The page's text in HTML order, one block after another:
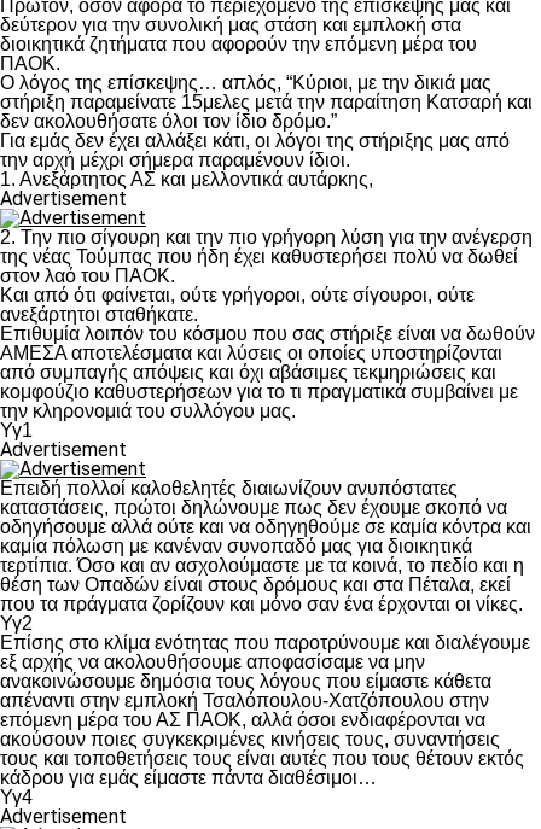
Πρώτον, όσον αφορά το περιεχόμενο της επίσκεψης μας και
δεύτερον για την συνολική μας στάση και εμπλοκή στα
διοικητικά ζητήματα που αφορούν την επόμενη μέρα του
ΠΑΟΚ.
Ο λόγος της επίσκεψης… απλός, “Κύριοι, με την δικιά μας
στήριξη παραμείνατε 15μελες μετά την παραίτηση Κατσαρή και
δεν ακολουθήσατε όλοι τον ίδιο δρόμο.”
Για εμάς δεν έχει αλλάξει κάτι, οι λόγοι της στήριξης μας από
την αρχή μέχρι σήμερα παραμένουν ίδιοι.
1. Ανεξάρτητος ΑΣ και μελλοντικά αυτάρκης,
Advertisement
2. Την πιο σίγουρη και την πιο γρήγορη λύση για την ανέγερση
της νέας Τούμπας που ήδη έχει καθυστερήσει πολύ να δωθεί
στον λαό του ΠΑΟΚ.
Και από ότι φαίνεται, ούτε γρήγοροι, ούτε σίγουροι, ούτε
ανεξάρτητοι σταθήκατε.
Επιθυμία λοιπόν του κόσμου που σας στήριξε είναι να δωθούν
ΑΜΕΣΑ αποτελέσματα και λύσεις οι οποίες υποστηρίζονται
από συμπαγής απόψεις και όχι αβάσιμες τεκμηριώσεις και
κομφούζιο καθυστερήσεων για το τι πραγματικά συμβαίνει με
την κληρονομιά του συλλόγου μας.
Υγ1
Advertisement
Επειδή πολλοί καλοθελητές διαιωνίζουν ανυπόστατες
καταστάσεις, πρώτοι δηλώνουμε πως δεν έχουμε σκοπό να
οδηγήσουμε αλλά ούτε και να οδηγηθούμε σε καμία κόντρα και
καμία πόλωση με κανέναν συνοπαδό μας για διοικητικά
τερτίπια. Όσο και αν ασχολούμαστε με τα κοινά, το πεδίο και η
θέση των Οπαδών είναι στους δρόμους και στα Πέταλα, εκεί
που τα πράγματα ζορίζουν και μόνο σαν ένα έρχονται οι νίκες.
Υγ2
Επίσης στο κλίμα ενότητας που παροτρύνουμε και διαλέγουμε
εξ αρχής να ακολουθήσουμε αποφασίσαμε να μην
ανακοινώσουμε δημόσια τους λόγους που είμαστε κάθετα
απέναντι στην εμπλοκή Τσαλόπουλου-Χατζόπουλου στην
επόμενη μέρα του ΑΣ ΠΑΟΚ, αλλά όσοι ενδιαφέρονται να
ακούσουν ποιες συγκεκριμένες κινήσεις τους, συναντήσεις
τους και τοποθετήσεις τους είναι αυτές που τους θέτουν εκτός
κάδρου για εμάς είμαστε πάντα διαθέσιμοι…
Υγ4
Advertisement